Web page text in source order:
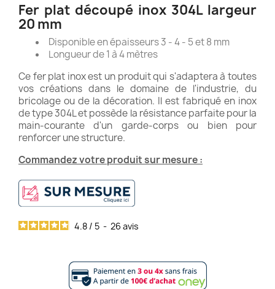
Fer plat découpé inox 304L largeur
20 mm
Disponible en épaisseurs 3 - 4 - 5 et 8 mm
Longueur de 1 à 4 mètres
Ce fer plat inox est un produit qui s'adaptera à toutes
vos créations dans le domaine de l'industrie, du
bricolage ou de la décoration. Il est fabriqué en inox
de type 304L et possède la résistance parfaite pour la
main-courante d'un garde-corps ou bien pour
renforcer une structure.
Commandez votre produit sur mesure :
4.8 / 5 - 26 avis